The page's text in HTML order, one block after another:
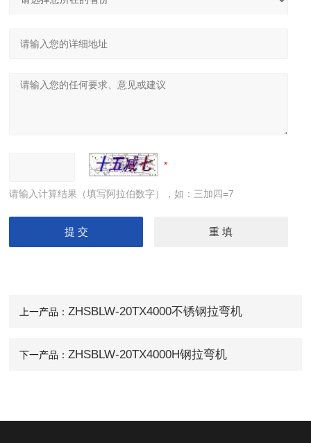
请输入计算结果（填写阿拉伯数字），如：三加四=7
上一产品： ZHSBLW-20TX4000不锈钢拉弯机
下一产品： ZHSBLW-20TX4000H钢拉弯机